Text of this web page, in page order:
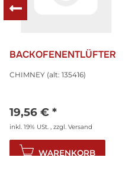
BACKOFENENTLÜFTER
CHIMNEY (alt: 135416)
19,56 € *
inkl. 19% USt. , zzgl. Versand
WARENKORB